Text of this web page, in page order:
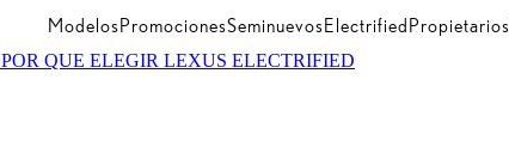
ModelosPromocionesSeminuevosElectrifiedPropietarios
POR QUÉ ELEGIR LEXUS ELECTRIFIED